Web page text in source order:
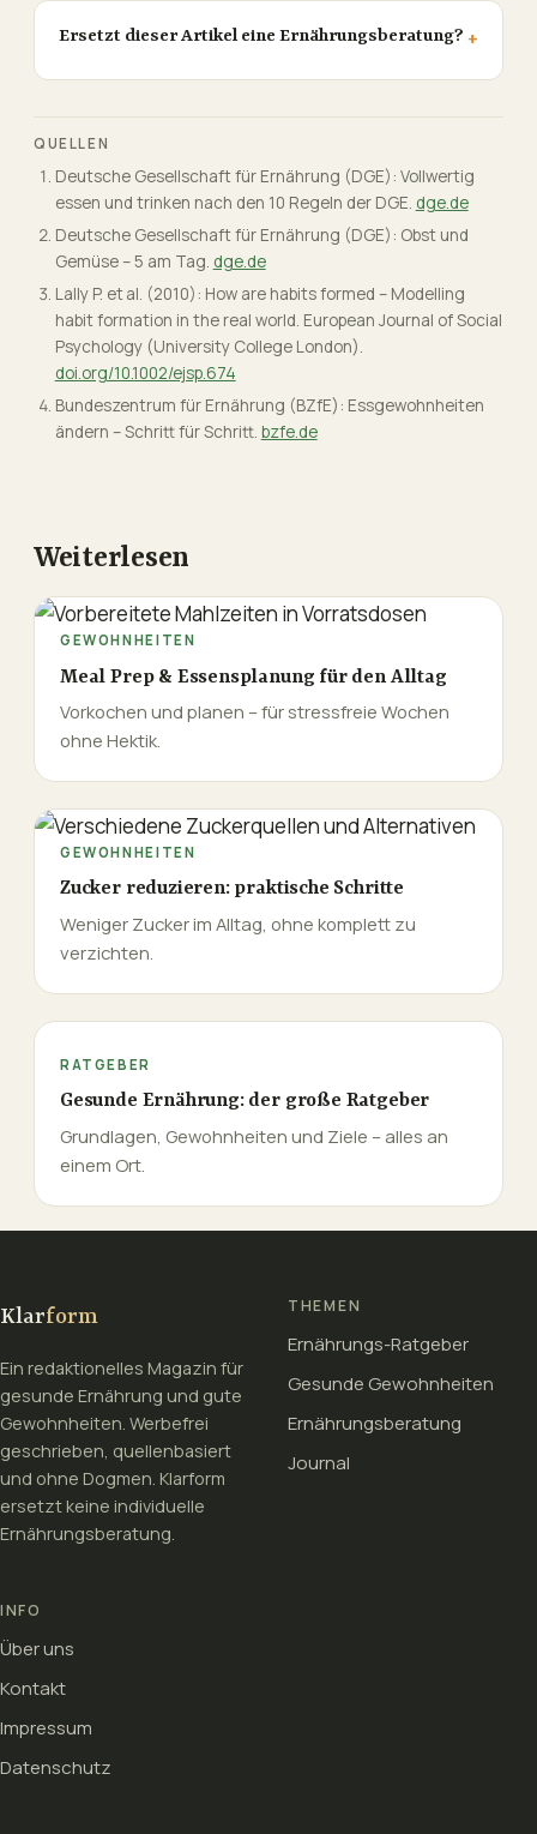
Ersetzt dieser Artikel eine Ernährungsberatung?
QUELLEN
Deutsche Gesellschaft für Ernährung (DGE): Vollwertig
essen und trinken nach den 10 Regeln der DGE. dge.de
Deutsche Gesellschaft für Ernährung (DGE): Obst und
Gemüse – 5 am Tag. dge.de
Lally P. et al. (2010): How are habits formed – Modelling
habit formation in the real world. European Journal of Social
Psychology (University College London).
doi.org/10.1002/ejsp.674
Bundeszentrum für Ernährung (BZfE): Essgewohnheiten
ändern – Schritt für Schritt. bzfe.de
Weiterlesen
GEWOHNHEITEN
Meal Prep & Essensplanung für den Alltag
Vorkochen und planen – für stressfreie Wochen
ohne Hektik.
GEWOHNHEITEN
Zucker reduzieren: praktische Schritte
Weniger Zucker im Alltag, ohne komplett zu
verzichten.
RATGEBER
Gesunde Ernährung: der große Ratgeber
Grundlagen, Gewohnheiten und Ziele – alles an
einem Ort.
Klarform
Ein redaktionelles Magazin für
gesunde Ernährung und gute
Gewohnheiten. Werbefrei
geschrieben, quellenbasiert
und ohne Dogmen. Klarform
ersetzt keine individuelle
Ernährungsberatung.
THEMEN
Ernährungs-Ratgeber
Gesunde Gewohnheiten
Ernährungsberatung
Journal
INFO
Über uns
Kontakt
Impressum
Datenschutz